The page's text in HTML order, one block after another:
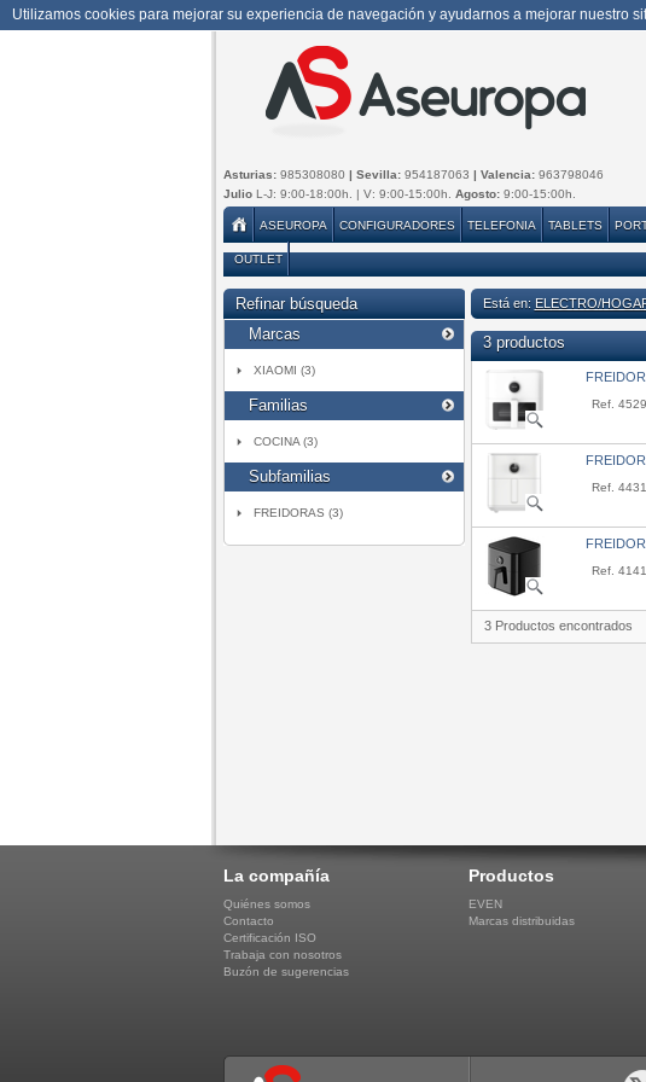
Utilizamos cookies para mejorar su experiencia de navegación y ayudarnos a mejorar nuestro
Asturias: 985308080 | Sevilla: 954187063 | Valencia: 963798046
JulioL-J: 9:00-18:00h. | V: 9:00-15:00h. Agosto:9:00-15:00h.
ASEUROPA CONFIGURADORES TELEFONIA TABLETS
OUTLET
Refinar búsqueda
Marcas
XIAOMI (3)
Familias
COCINA (3)
Subfamilias
FREIDORAS (3)
Está en: ELECTRO/
3 productos
Ref.
Ref.
Ref.
3 Productos encontrados
La compañía
Quiénes somos
Contacto
Certificación ISO
Trabaja con nosotros
Buzón de sugerencias
Productos
EVEN
Marcas distribuidas